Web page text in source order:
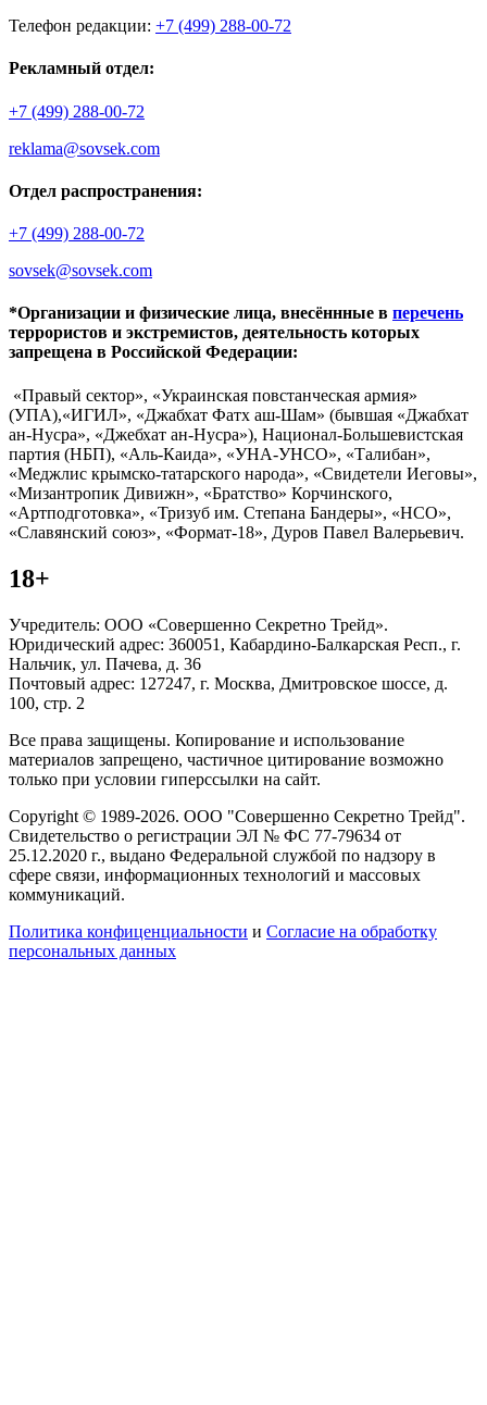
Телефон редакции: +7 (499) 288-00-72
Рекламный отдел:
+7 (499) 288-00-72
reklama@sovsek.com
Отдел распространения:
+7 (499) 288-00-72
sovsek@sovsek.com
*Организации и физические лица, внесённные в перечень
террористов и экстремистов, деятельность которых
запрещена в Российской Федерации:
«Правый сектор», «Украинская повстанческая армия»
(УПА),«ИГИЛ», «Джабхат Фатх аш-Шам» (бывшая «Джабхат
ан-Нусра», «Джебхат ан-Нусра»), Национал-Большевистская
партия (НБП), «Аль-Каида», «УНА-УНСО», «Талибан»,
«Меджлис крымско-татарского народа», «Свидетели Иеговы»,
«Мизантропик Дивижн», «Братство» Корчинского,
«Артподготовка», «Тризуб им. Степана Бандеры», «НСО»,
«Славянский союз», «Формат-18», Дуров Павел Валерьевич.
18+
Учредитель: ООО «Совершенно Секретно Трейд».
Юридический адрес: 360051, Кабардино-Балкарская Респ., г.
Нальчик, ул. Пачева, д. 36
Почтовый адрес: 127247, г. Москва, Дмитровское шоссе, д.
100, стр. 2
Все права защищены. Копирование и использование
материалов запрещено, частичное цитирование возможно
только при условии гиперссылки на сайт.
Copyright © 1989-2026. ООО "Совершенно Секретно Трейд".
Свидетельство о регистрации ЭЛ № ФС 77-79634 от
25.12.2020 г., выдано Федеральной службой по надзору в
сфере связи, информационных технологий и массовых
коммуникаций.
Политика конфиценциальности и Согласие на обработку
персональных данных